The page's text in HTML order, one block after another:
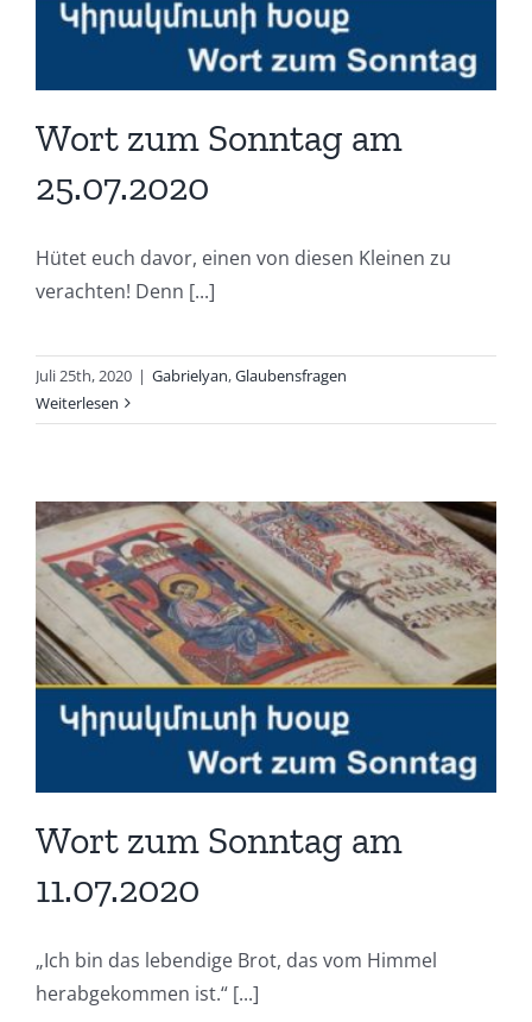
Wort zum Sonntag am
25.07.2020
Hütet euch davor, einen von diesen Kleinen zu
verachten! Denn [...]
Juli 25th, 2020 | Gabrielyan,Glaubensfragen
Weiterlesen
Wort zum Sonntag am
11.07.2020
„Ich bin das lebendige Brot, das vom Himmel
herabgekommen ist.“ [...]